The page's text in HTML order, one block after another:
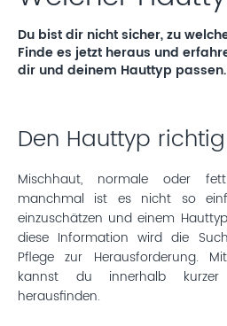
Du bist dir nicht sicher, zu
Finde es jetzt heraus und
dir und deinem Hauttyp passen.
Den Hauttyp
Mischhaut, normale oder
manchmal ist es nicht so
einzuschätzen und einem
diese Information wird die
Pflege zur Herausforderung.
kannst du innerhalb
herausfinden.